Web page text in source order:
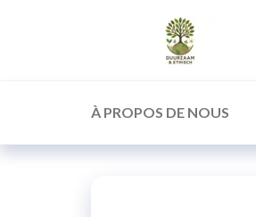
À PROPOS DE NOUS